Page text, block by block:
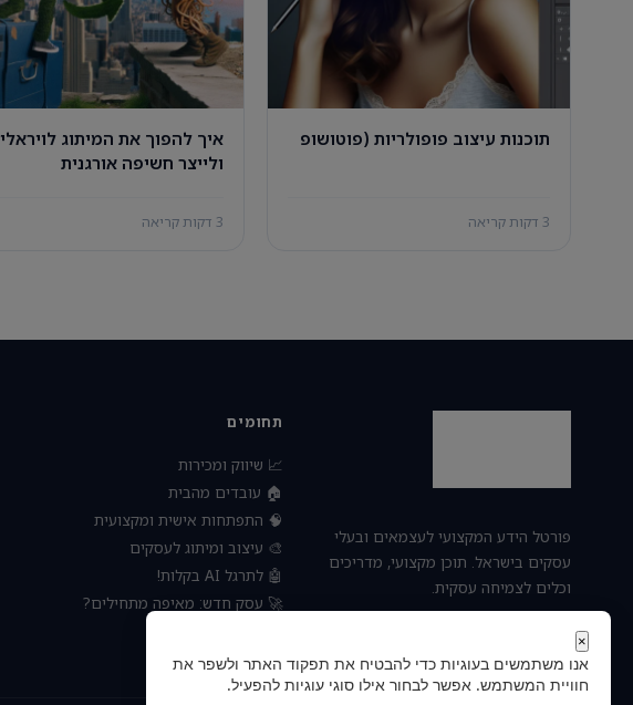
תוכנות עיצוב פופולריות (פוטושופ
3 דקות קריאה
איך להפוך את המיתוג לויראלי
ולייצר חשיפה אורגנית
3 דקות קריאה
פורטל הידע המקצועי לעצמאים ובעלי
עסקים בישראל. תוכן מקצועי, מדריכים
וכלים לצמיחה עסקית.
תחומים
📈 שיווק ומכירות
🏠 עובדים מהבית
🧠 התפתחות אישית ומקצועית
🎨 עיצוב ומיתוג לעסקים
🤖 לתרגל AI בקלות!
🚀 עסק חדש: מאיפה מתחילים?
×
אנו משתמשים בעוגיות כדי להבטיח את תפקוד האתר ולשפר את
חוויית המשתמש. אפשר לבחור אילו סוגי עוגיות להפעיל.